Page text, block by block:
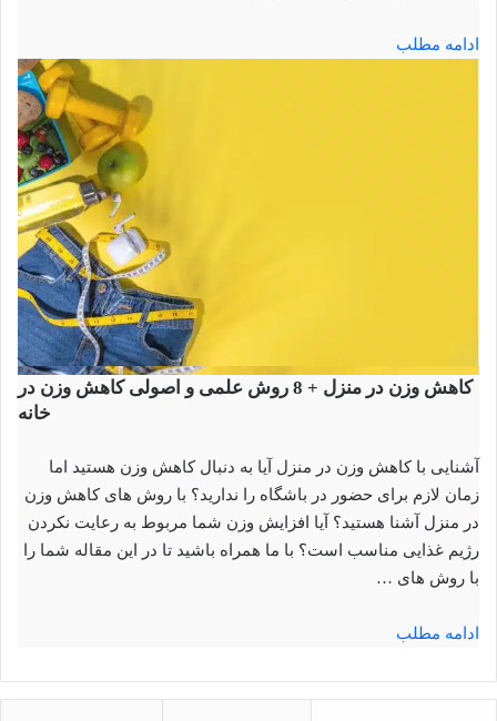
ادامه مطلب
کاهش وزن در منزل + 8 روش علمی و اصولی کاهش وزن در
خانه
آشنایی با کاهش وزن در منزل آیا به دنبال کاهش وزن هستید اما
زمان لازم برای حضور در باشگاه را ندارید؟ با روش های کاهش وزن
در منزل آشنا هستید؟ آیا افزایش وزن شما مربوط به رعایت نکردن
رژیم غذایی مناسب است؟ با ما همراه باشید تا در این مقاله شما را
با روش های …
ادامه مطلب